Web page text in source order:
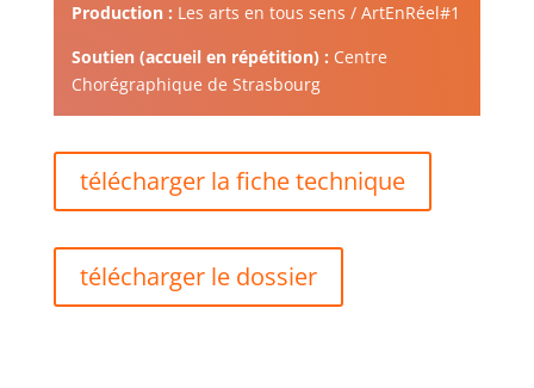
Production : Les arts en tous sens / ArtEnRéel#1
Soutien (accueil en répétition) : Centre
Chorégraphique de Strasbourg
télécharger la fiche technique
télécharger le dossier